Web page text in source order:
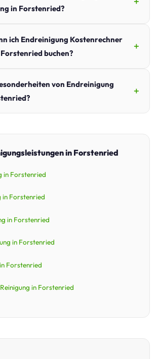
in Forstenried?
ich Endreinigung Kostenrechner
buchen?
von Endreinigung
in Forstenried
in Forstenried
in Forstenried
in Forstenried
in Forstenried
Forstenried
in Forstenried